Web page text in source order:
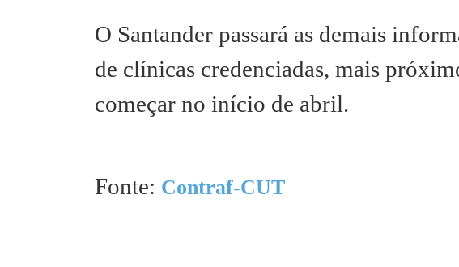
O Santander passará as demais
de clínicas credenciadas, mais
começar no início de abril.
Fonte: Contraf-CUT